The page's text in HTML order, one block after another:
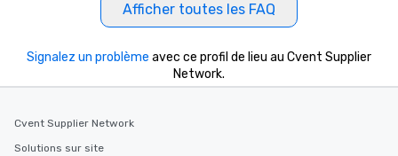
Afficher toutes les FAQ
Signalez un problème avec ce profil de lieu au Cvent Supplier
Network.
Cvent Supplier Network
Solutions sur site